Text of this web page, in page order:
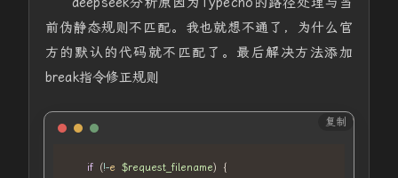
前伪静态规则不匹配。我也就想不通了，为什么官
方的默认的代码就不匹配了。最后解决方法添加
break指令修正规则
if (!-e $request_filename)
{
复制PHP